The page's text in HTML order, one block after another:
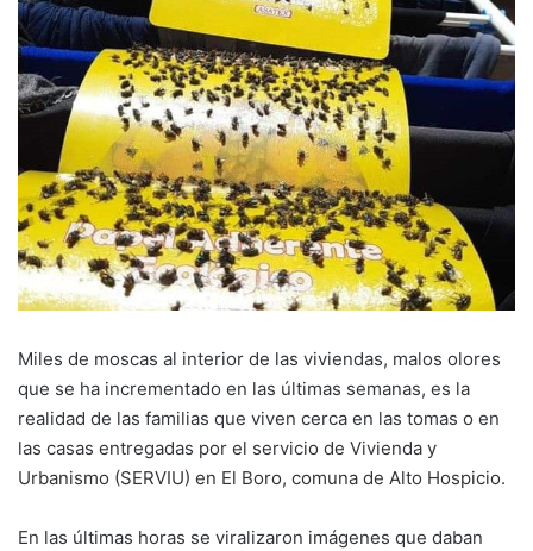
Miles de moscas al interior de las viviendas, malos olores
que se ha incrementado en las últimas semanas, es la
realidad de las familias que viven cerca en las tomas o en
las casas entregadas por el servicio de Vivienda y
Urbanismo (SERVIU) en El Boro, comuna de Alto Hospicio.
En las últimas horas se viralizaron imágenes que daban